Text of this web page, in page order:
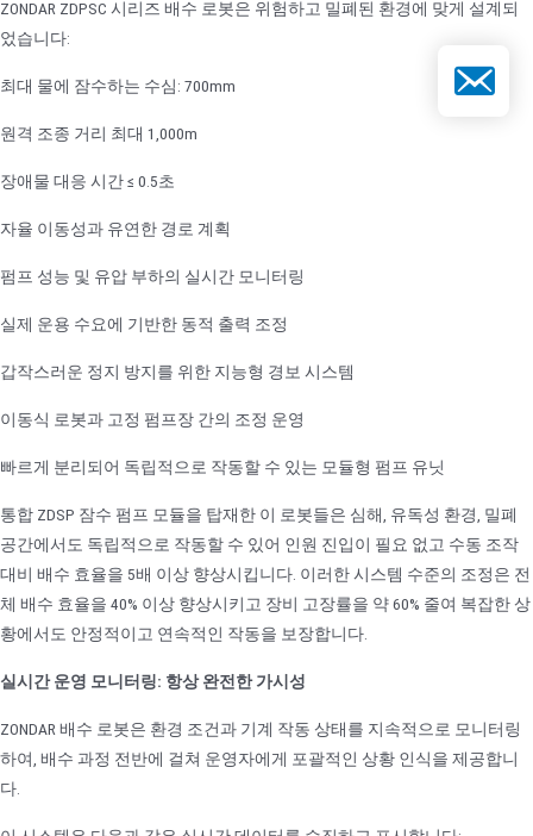
ZONDAR ZDPSC 시리즈 배수 로봇은 위험하고 밀폐된 환경에 맞게 설계되
었습니다:
최대 물에 잠수하는 수심: 700mm
원격 조종 거리 최대 1,000m
장애물 대응 시간 ≤ 0.5초
자율 이동성과 유연한 경로 계획
펌프 성능 및 유압 부하의 실시간 모니터링
실제 운용 수요에 기반한 동적 출력 조정
갑작스러운 정지 방지를 위한 지능형 경보 시스템
이동식 로봇과 고정 펌프장 간의 조정 운영
빠르게 분리되어 독립적으로 작동할 수 있는 모듈형 펌프 유닛
통합 ZDSP 잠수 펌프 모듈을 탑재한 이 로봇들은 심해, 유독성 환경, 밀폐
공간에서도 독립적으로 작동할 수 있어 인원 진입이 필요 없고 수동 조작
대비 배수 효율을 5배 이상 향상시킵니다. 이러한 시스템 수준의 조정은 전
체 배수 효율을 40% 이상 향상시키고 장비 고장률을 약 60% 줄여 복잡한 상
황에서도 안정적이고 연속적인 작동을 보장합니다.
실시간 운영 모니터링: 항상 완전한 가시성
ZONDAR 배수 로봇은 환경 조건과 기계 작동 상태를 지속적으로 모니터링
하여, 배수 과정 전반에 걸쳐 운영자에게 포괄적인 상황 인식을 제공합니
다.
이메일